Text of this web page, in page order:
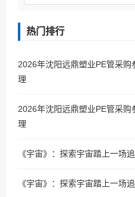
热门排行
2026年沈阳远鼎塑业PE管采
理
2026年沈阳远鼎塑业PE管采
理
《宇宙》：探索宇宙踏上一场
《宇宙》：探索宇宙踏上一场